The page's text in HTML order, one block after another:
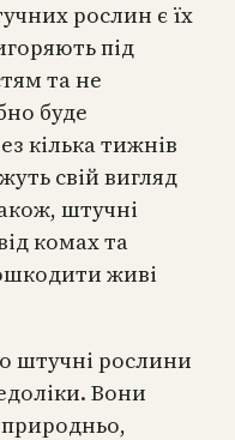
рослин є їх
під
та не
буде
кілька тижнів
свій вигляд
штучні
комах та
живі
штучні рослини
Вони